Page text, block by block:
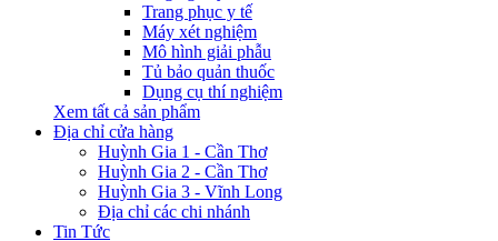
Trang phục y tế
Máy xét nghiệm
Mô hình giải phẫu
Tủ bảo quản thuốc
Dụng cụ thí nghiệm
Xem tất cả sản phẩm
Địa chỉ cửa hàng
Huỳnh Gia 1 - Cần Thơ
Huỳnh Gia 2 - Cần Thơ
Huỳnh Gia 3 - Vĩnh Long
Địa chỉ các chi nhánh
Tin Tức